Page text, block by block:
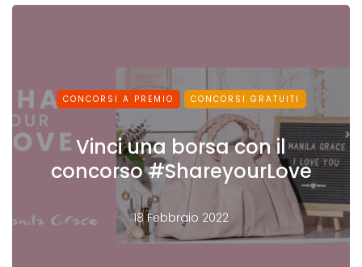
CONCORSI A PREMIO CONCORSI GRATUITI
Vinci una borsa con il
concorso #ShareyourLove
18 Febbraio 2022